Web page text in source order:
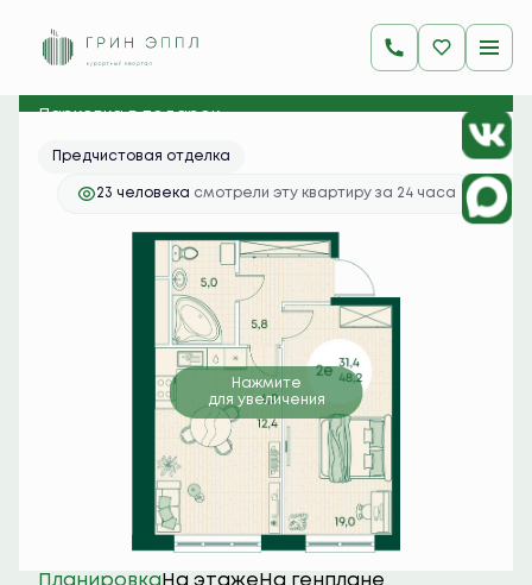
2-комнатная 48.2 м
11 592 100 руб.
Ипотека от 46 074 руб./мес.
Парковка в подарок
Предчистовая отделка
23 человекa смотрели эту квартиру за 24 часа
Нажмите
для увеличения
Планировка На этаже На генплане